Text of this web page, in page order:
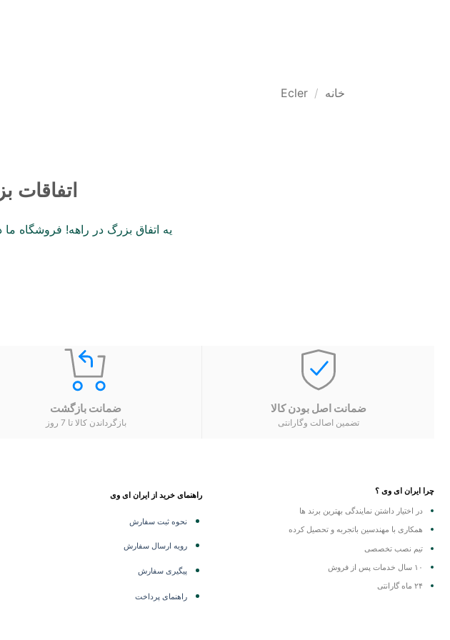
خانه /
Ecler
اتفاقات
یه اتفاق بزرگ در راهه! فروشگاه
ضمانت اصل بودن کالا
تضمین اصالت وگارانتی
ضمانت بازگشت
بازگرداندن کالا تا 7 روز
چرا ایران ای وی ؟
در اختیار داشتن نمایندگی بهترین برند ها
همکاری با مهندسین باتجربه و تحصیل کرده
تیم نصب تخصصی
۱۰ سال خدمات پس از فروش
۲۴ ماه گارانتی
راهنمای خرید از ایران ای وی
نحوه ثبت سفارش
رویه ارسال سفارش
پیگیری سفارش
راهنمای پرداخت